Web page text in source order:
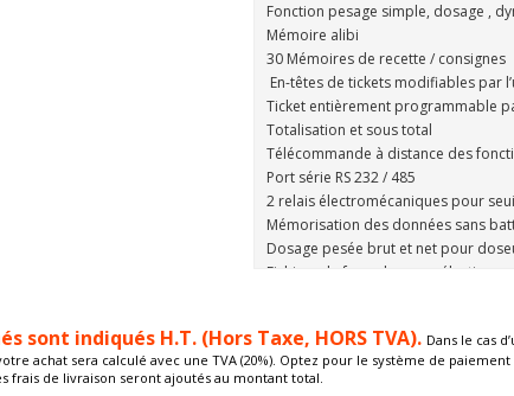
Fonction pesage simple, dosage ,
Mémoire alibi
30 Mémoires de recette / consignes
En-têtes de tickets modifiables par
Ticket entièrement programmable
Totalisation et sous total
Télécommande à distance des
Port série RS 232 / 485
2 relais électromécaniques pour
Mémorisation des données sans
Dosage pesée brut et net pour
Fichiers de formule avec sélection
- Montage panneau ( P)
- Boitier inox ( I)
sont indiqués H.T. (Hors Taxe, HORS TVA). Dans le cas
achat sera calculé avec une TVA (20%). Optez pour le système de
frais de livraison seront ajoutés au montant total.